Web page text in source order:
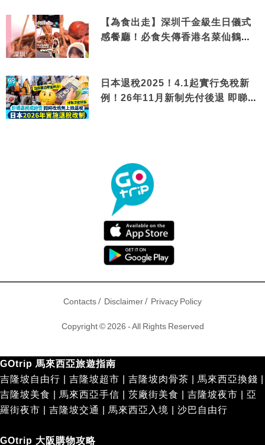
【為食出走】深圳千金級生日儀式
感餐廳！必食失傳香港名菜仙鶴神
日本退稅2025！4.1起實行免稅新
例！26年11月新制先付後退 即睇步
Contacts/ Disclaimer/ Privacy Policy
Copyright © 2026 - All Rights Reserved
GOtrip 馬來西亞旅遊指南
吉隆坡自由行
吉隆坡超市 吉隆坡肉骨茶 馬來西亞換錢
吉隆坡美食
馬來西亞手信 茨廠街美食 吉隆坡夜市
亞
羅街夜市
吉隆坡交通 馬來西亞入境 沙巴自由行
GOtrip 大阪購物攻略